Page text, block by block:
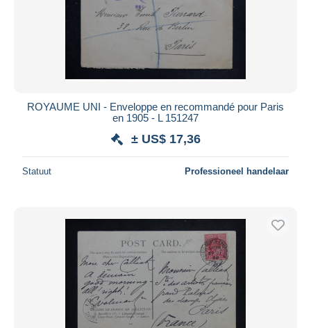
ROYAUME UNI - Enveloppe en recommandé pour Paris
en 1905 - L 151247
± US$ 17,36
Statuut Professioneel handelaar